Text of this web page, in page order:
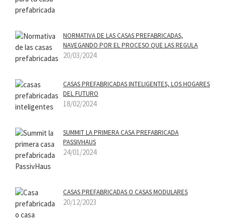
NORMATIVA DE LAS CASAS PREFABRICADAS,
NAVEGANDO POR EL PROCESO QUE LAS REGULA
20/03/2024
CASAS PREFABRICADAS INTELIGENTES, LOS HOGARES
DEL FUTURO
18/02/2024
SUMMIT LA PRIMERA CASA PREFABRICADA
PASSIVHAUS
24/01/2024
CASAS PREFABRICADAS O CASAS MODULARES
20/12/2023